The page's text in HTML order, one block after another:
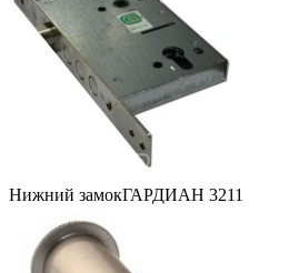
Нижний замокГАРДИАН 3211